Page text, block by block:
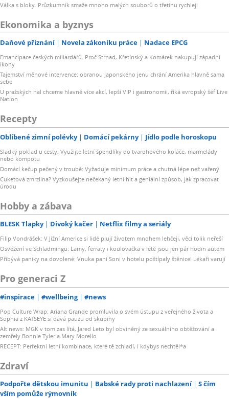
Válka s bloky. Průzkumník smaže mnoho malých souborů o třetinu rychleji
Ekonomika a byznys
Daňové přiznání Novela zákoníku práce Nadace EPCG
Emancipace českých miliardářů. Proč Strnad, Křetínský a Komárek nakupují západní
ikony
Tajemství měnové intervence: obranou japonského jenu chrání Amerika hlavně sama
sebe
U pražských hal chceme hlavně více akcí, lepší VIP i gastronomii, říká evropský šéf Live
Nation
Recepty
Oblíbené zimní polévky Domácí pekárny Jídlo podle horoskopu
Sladký poklad u cesty: Využijte letní špendlíky do tvarohového koláče, marmelády
nebo kompotu
Domácí kečup pečený v troubě: Vyžaduje minimum práce a chutná lépe než vařený
Cuketová zmrzlina? Vyzkoušejte nečekaný letní hit a geniální způsob, jak zpracovat
úrodu
Hobby a zábava
BLESK Tlapky Divoký kačer Netflix filmy a seriály
Filip Vondrášek: V Jižní Americe si lidé plují životem mnohem lehčeji, věci tolik neřeší
Osvěžení ve Schladmingu: Lamy, ferraty i koulovačka v létě jsou jen pár hodin autem
Přibývá paniky na dovolené: Vnuka paní Soni v hotelu poštípaly štěnice! Lékaři varují
Pro generaci Z
#inspirace #wellbeing #news
Pop Culture Wrap: Ariana Grande promluvila o svém ústupu z veřejného života a
Sophia z KATSEYE si dává pauzu od skupiny
Alt news: MGK v tom zas lítá, Jared Leto byl obviněný ze sexuálního obtěžování a
zemřely Bonnie Tyler a Mary Morello
RECEPT: Perfektní letní kombinace, které tě zchladí, i kdybys nechtěl*a
Zdraví
Podpořte dětskou imunitu Babské rady proti nachlazení
S čím
vším pomůže rýmovník